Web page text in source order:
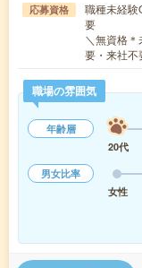
応募資格
職種未経験
要
＼無資格
要・来社
職場の雰囲気
年齢層
20代
男女比率
女性